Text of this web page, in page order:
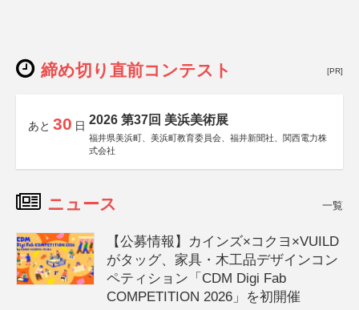
締め切り直前コンテスト [PR]
あと 30 日 2026 第37回 美浜美術展
福井県美浜町、美浜町教育委員会、福井新聞社、関西電力株
式会社
ニュース 一覧
【公募情報】カインズ×コクヨ×VUILD
がタッグ、家具・木工品デザインコン
ペティション「CDM Digi Fab
COMPETITION 2026」を初開催